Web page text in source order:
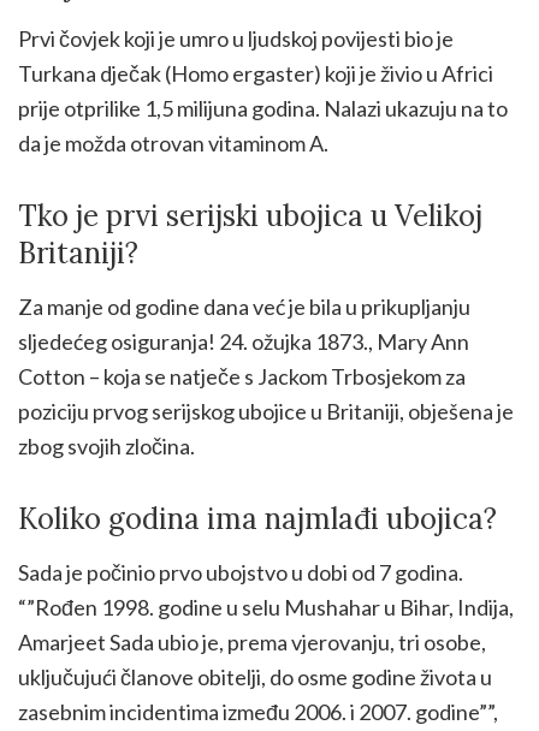
Prvi čovjek koji je umro u ljudskoj povijesti bio je
Turkana dječak (Homo ergaster) koji je živio u Africi
prije otprilike 1,5 milijuna godina. Nalazi ukazuju na to
da je možda otrovan vitaminom A.
Tko je prvi serijski ubojica u Velikoj
Britaniji?
Za manje od godine dana već je bila u prikupljanju
sljedećeg osiguranja! 24. ožujka 1873., Mary Ann
Cotton – koja se natječe s Jackom Trbosjekom za
poziciju prvog serijskog ubojice u Britaniji, obješena je
zbog svojih zločina.
Koliko godina ima najmlađi ubojica?
Sada je počinio prvo ubojstvo u dobi od 7 godina.
“”Rođen 1998. godine u selu Mushahar u Bihar, Indija,
Amarjeet Sada ubio je, prema vjerovanju, tri osobe,
uključujući članove obitelji, do osme godine života u
zasebnim incidentima između 2006. i 2007. godine””,